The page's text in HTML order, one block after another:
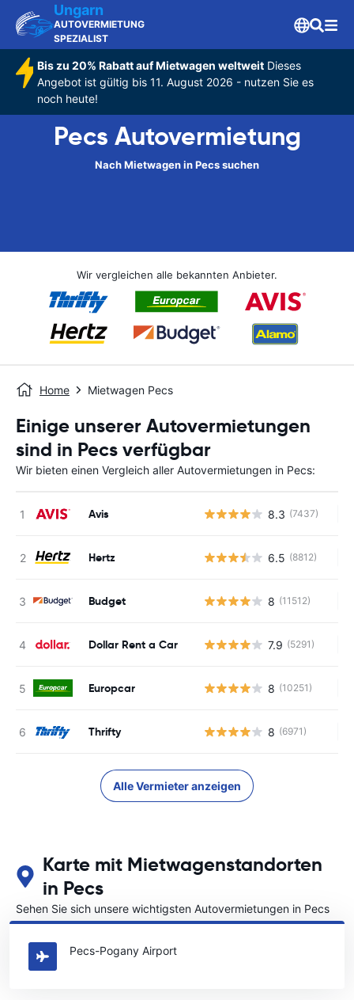
Ungarn
AUTOVERMIETUNG
SPEZIALIST
Bis zu 20% Rabatt auf Mietwagen weltweitDieses
Angebot ist gültig bis 11. August 2026 - nutzen Sie es
noch heute!
Pecs Autovermietung
Nach Mietwagen in Pecs suchen
Wir vergleichen alle bekannten Anbieter.
Home Mietwagen Pecs
Einige unserer Autovermietungen
sind in Pecs verfügbar
Wir bieten einen Vergleich aller Autovermietungen in Pecs:
Avis 8.3 (7437)
Hertz 6.5 (8812)
Budget 8 (11512)
Dollar Rent a Car 7.9 (5291)
Europcar 8 (10251)
Thrifty 8 (6971)
Alle Vermieter anzeigen
Karte mit Mietwagenstandorten
in Pecs
Sehen Sie sich unsere wichtigsten Autovermietungen in Pecs
an
Pecs-Pogany Airport